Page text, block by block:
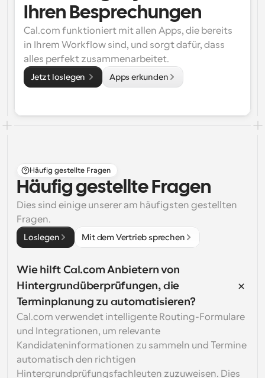
Ihren Besprechungen
Cal.com funktioniert mit allen Apps, die bereits
in Ihrem Workflow sind, und sorgt dafür, dass
alles perfekt zusammenarbeitet.
Jetzt loslegen Apps erkunden
Häufig gestellte Fragen
Häufig gestellte Fragen
Dies sind einige unserer am häufigsten gestellten
Fragen.
Loslegen Mit dem Vertrieb sprechen
Wie hilft Cal.com Anbietern von
Hintergrundüberprüfungen, die
Terminplanung zu automatisieren?
Cal.com verwendet intelligente Routing-Formulare
und Integrationen, um relevante
Kandidateninformationen zu sammeln und Termine
automatisch den richtigen
Hintergrundprüfungsfachleuten zuzuweisen. Dies